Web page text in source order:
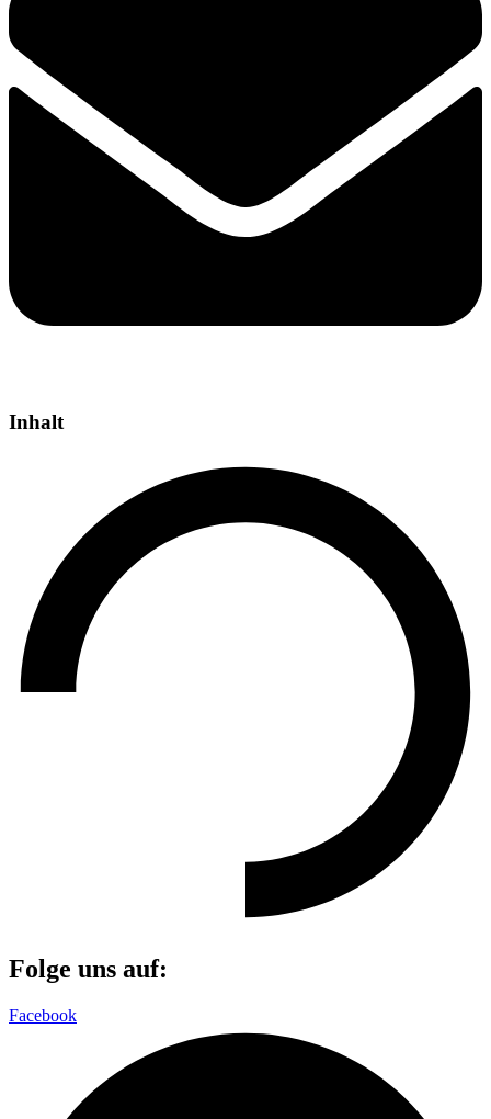
Inhalt
Folge uns auf:
Facebook